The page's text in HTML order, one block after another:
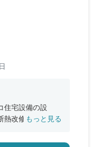
住宅設備の設
熱改修、窓やド
もっと見る